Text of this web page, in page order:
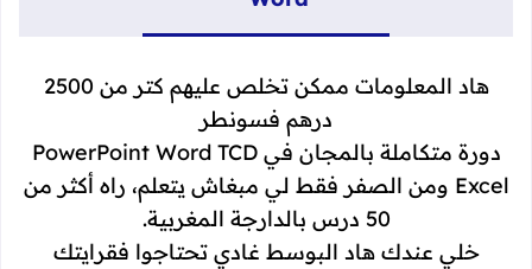
هاد المعلومات ممكن تخلص عليهم كتر من 2500
درهم فسونطر
دورة متكاملة بالمجان في PowerPoint Word TCD
Excel ومن الصفر فقط لي مبغاش يتعلم، راه أكثر من
50 درس بالدارجة المغربية.
خلي عندك هاد البوسط غادي تحتاجوا فقرايتك